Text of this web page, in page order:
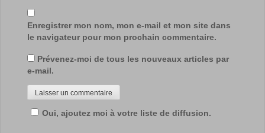
Enregistrer mon nom, mon e-mail et mon site dans
le navigateur pour mon prochain commentaire.
Prévenez-moi de tous les nouveaux articles par
e-mail.
Oui, ajoutez moi à votre liste de diffusion.